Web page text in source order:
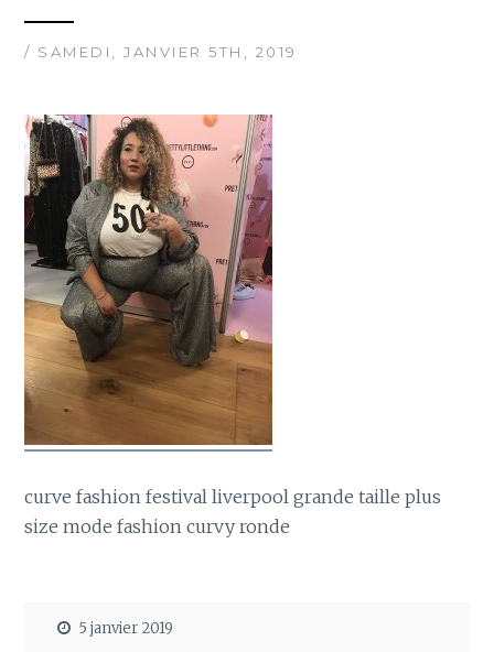
/ SAMEDI, JANVIER 5TH, 2019
curve fashion festival liverpool grande taille plus
size mode fashion curvy ronde
5 janvier 2019